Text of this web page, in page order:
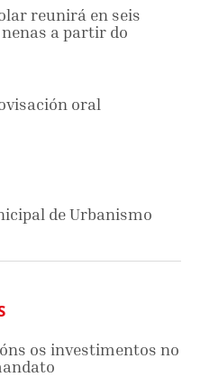
reunirá en seis
a partir do
oral
de Urbanismo
os investimentos no